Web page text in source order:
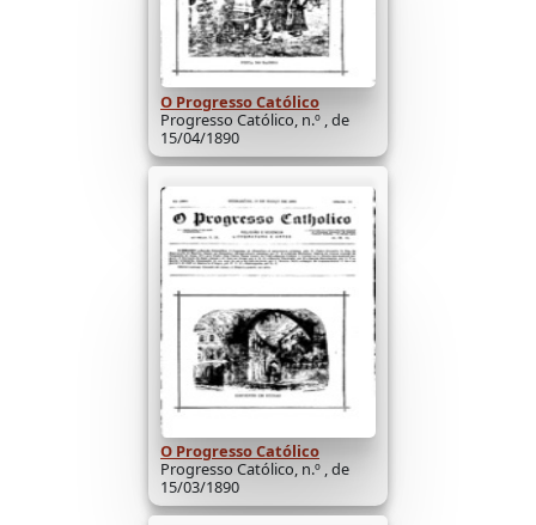
O Progresso Católico
Progresso Católico, n.º , de
15/04/1890
O Progresso Católico
Progresso Católico, n.º , de
15/03/1890